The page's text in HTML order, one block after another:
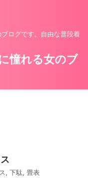
ログです。自由な普段着
憧れる女のブ
, 下駄, 畳表